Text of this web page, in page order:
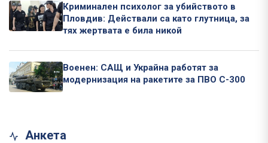
Криминален психолог за убийството в
Пловдив: Действали са като глутница, за
тях жертвата е била никой
Военен: САЩ и Украйна работят за
модернизация на ракетите за ПВО С-300
Анкета